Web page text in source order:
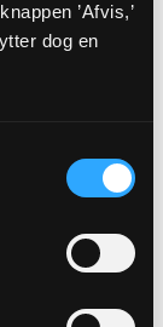
’Afvis,’
dog en